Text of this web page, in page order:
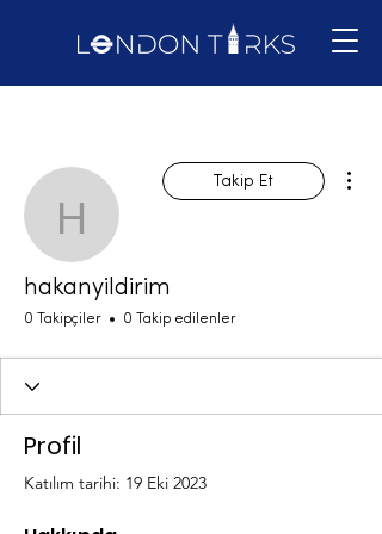
hakanyildirim
Takip Et
hakanyildirim
0 Takipçiler 0 Takip edilenler
Profil
Katılım tarihi: 19 Eki 2023